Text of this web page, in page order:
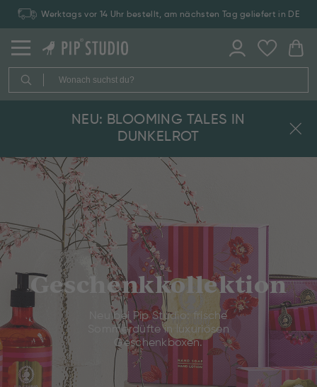
Werktags vor 14 Uhr bestellt, am nächsten Tag geliefert in DE
NEU: BLOOMING TALES IN
DUNKELROT
Geschenkkollektion
Neu bei Pip Studio: frische
Sommerdüfte in luxuriösen
Geschenkboxen.